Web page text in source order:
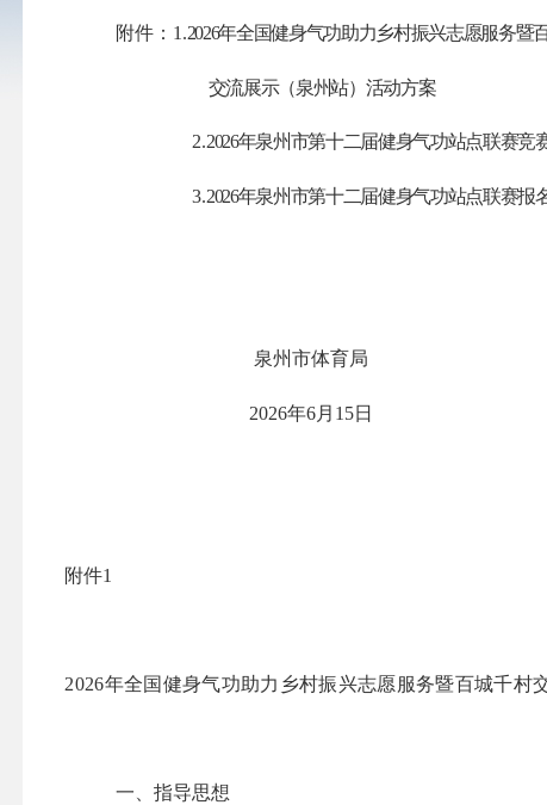
附件： 1.2026年全国健身气功助力乡村振兴志愿服务暨
交流展示（泉州站）活动方案
2.2026年泉州市第十二届健身气功站点联赛竞
3.2026年泉州市第十二届健身气功站点联赛报
泉州市体育局
2026年6月 15日
附件1
2026年全国健身气功助力乡村振兴志愿服务暨百城千村
一、指导思想